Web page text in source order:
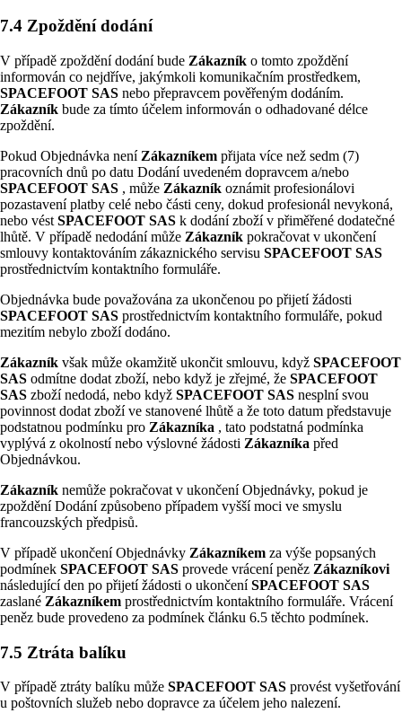
7.4 Zpoždění dodání
V případě zpoždění dodání bude Zákazník o tomto zpoždění
informován co nejdříve, jakýmkoli komunikačním prostředkem,
SPACEFOOT SAS nebo přepravcem pověřeným dodáním.
Zákazník bude za tímto účelem informován o odhadované délce
zpoždění.
Pokud Objednávka není Zákazníkem přijata více než sedm (7)
pracovních dnů po datu Dodání uvedeném dopravcem a/nebo
SPACEFOOT SAS , může Zákazník oznámit profesionálovi
pozastavení platby celé nebo části ceny, dokud profesionál nevykoná,
nebo vést SPACEFOOT SAS k dodání zboží v přiměřené dodatečné
lhůtě. V případě nedodání může Zákazník pokračovat v ukončení
smlouvy kontaktováním zákaznického servisu SPACEFOOT SAS
prostřednictvím kontaktního formuláře.
Objednávka bude považována za ukončenou po přijetí žádosti
SPACEFOOT SAS prostřednictvím kontaktního formuláře, pokud
mezitím nebylo zboží dodáno.
Zákazník však může okamžitě ukončit smlouvu, když SPACEFOOT
SAS odmítne dodat zboží, nebo když je zřejmé, že SPACEFOOT
SAS zboží nedodá, nebo když SPACEFOOT SAS nesplní svou
povinnost dodat zboží ve stanovené lhůtě a že toto datum představuje
podstatnou podmínku pro Zákazníka , tato podstatná podmínka
vyplývá z okolností nebo výslovné žádosti Zákazníka před
Objednávkou.
Zákazník nemůže pokračovat v ukončení Objednávky, pokud je
zpoždění Dodání způsobeno případem vyšší moci ve smyslu
francouzských předpisů.
V případě ukončení Objednávky Zákazníkem za výše popsaných
podmínek SPACEFOOT SAS provede vrácení peněz Zákazníkovi
následující den po přijetí žádosti o ukončeníSPACEFOOT SAS
zaslané Zákazníkem prostřednictvím kontaktního formuláře. Vrácení
peněz bude provedeno za podmínek článku 6.5 těchto podmínek.
7.5 Ztráta balíku
V případě ztráty balíku může SPACEFOOT SAS provést vyšetřování
u poštovních služeb nebo dopravce za účelem jeho nalezení.